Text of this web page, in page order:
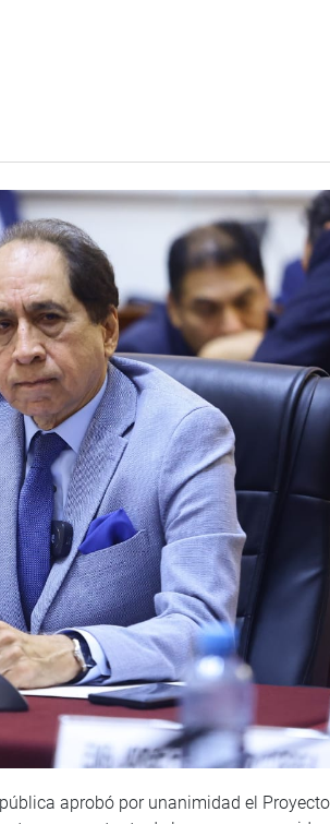
aprobó por unanimidad el